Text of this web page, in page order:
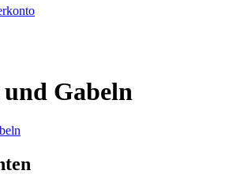
Gabeln